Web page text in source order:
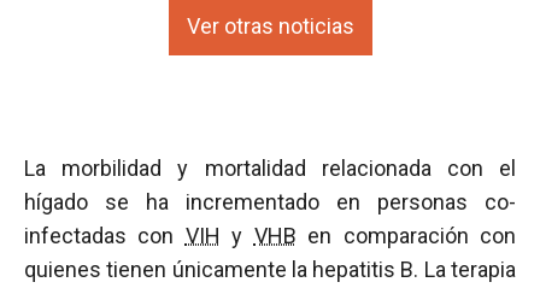
Ver otras noticias
La morbilidad y mortalidad relacionada con el
hígado se ha incrementado en personas co-
infectadas con VIH y VHB en comparación con
quienes tienen únicamente la hepatitis B. La terapia